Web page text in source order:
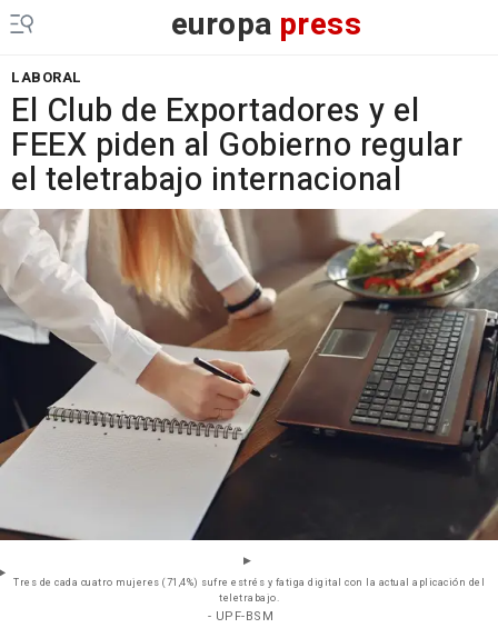
europa press
LABORAL
El Club de Exportadores y el
FEEX piden al Gobierno regular
el teletrabajo internacional
Tres de cada cuatro mujeres (71,4%) sufre estrés y fatiga digital con la actual aplicación del
teletrabajo.
- UPF-BSM